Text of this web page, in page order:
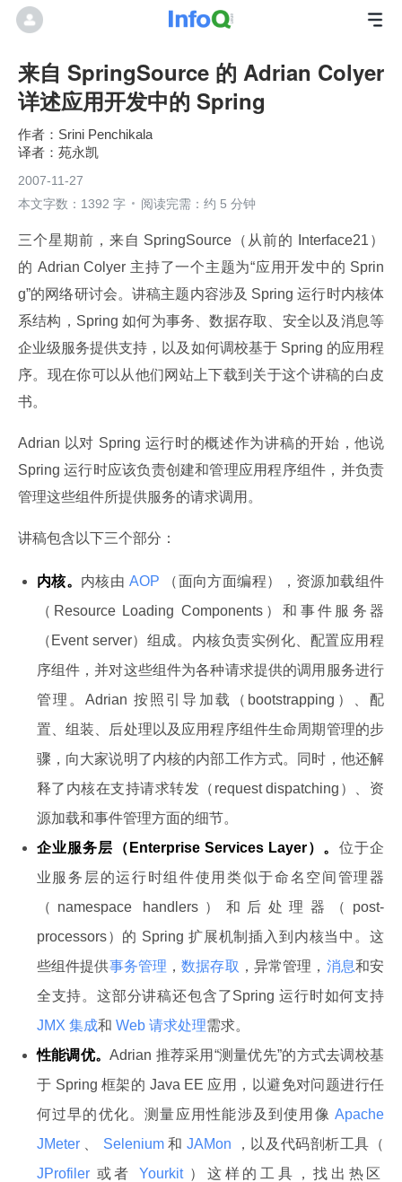
来自 SpringSource 的 Adrian Colyer
详述应用开发中的 Spring
Srini Penchikala
苑永凯
2007-11-27
本文字数：1392 字
阅读完需：约 5 分钟
三个星期前，来自 SpringSource（从前的 Interface21）
的 Adrian Colyer 主持了一个主题为“应用开发中的 Sprin
g”的网络研讨会。讲稿主题内容涉及 Spring 运行时内核体
系结构，Spring 如何为事务、数据存取、安全以及消息等
企业级服务提供支持，以及如何调校基于 Spring 的应用程
序。现在你可以从他们网站上下载到关于这个讲稿的白皮
书。
Adrian 以对 Spring 运行时的概述作为讲稿的开始，他说
Spring 运行时应该负责创建和管理应用程序组件，并负责
管理这些组件所提供服务的请求调用。
讲稿包含以下三个部分：
内核。 内核由 AOP
（面向方面编程），资源加载组件
（Resource Loading Components）和事件服务器
（Event server）组成。内核负责实例化、配置应用程
序组件，并对这些组件为各种请求提供的调用服务进行
管理。Adrian 按照引导加载（bootstrapping）、配
置、组装、后处理以及应用程序组件生命周期管理的步
骤，向大家说明了内核的内部工作方式。同时，他还解
释了内核在支持请求转发（request dispatching）、资
源加载和事件管理方面的细节。
企业服务层（Enterprise Services Layer）。 位于企
业服务层的运行时组件使用类似于命名空间管理器
（namespace handlers）和后处理器（post-
processors）的 Spring 扩展机制插入到内核当中。这
些组件提供事务管理 ，数据存取 ，异常管理， 消息和安
全支持。这部分讲稿还包含了Spring 运行时如何支持
JMX 集成和 Web 请求处理需求。
性能调优。Adrian 推荐采用“测量优先”的方式去调校基
于 Spring 框架的 Java EE 应用，以避免对问题进行任
何过早的优化。测量应用性能涉及到使用像 Apache
JMeter
Selenium和 JAMon
，以及代码剖析工具（
JProfiler 或者 Yourkit ）这样的工具，找出热区